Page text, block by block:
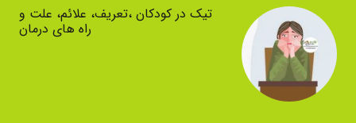
تیک در کودکان ،تعریف، علائم، علت و
راه های درمان